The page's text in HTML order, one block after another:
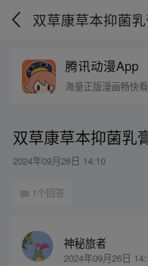
双草康草本抑菌
腾讯动漫App
海量正版漫画畅快看
双草康草本抑菌乳
2024年09月26日 14:10
1个回答
神秘旅者
2024年09月26日